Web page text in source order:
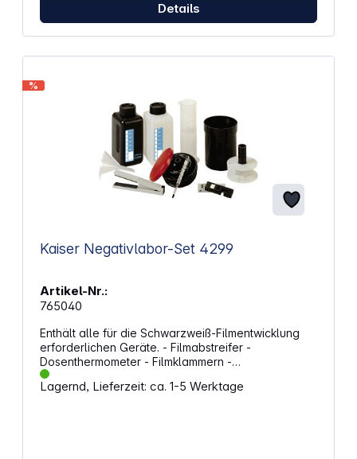
Details
%
Kaiser Negativlabor-Set 4299
Artikel-Nr.:
765040
Enthält alle für die Schwarzweiß-Filmentwicklung
erforderlichen Geräte. - Filmabstreifer -
Dosenthermometer - Filmklammern -
Chemikalienflaschen 1000 cm³ weiß und schwarz -
Trichter - Mensur 250 ml - Entwicklungsdose
Lagernd, Lieferzeit: ca. 1-5 Werktage